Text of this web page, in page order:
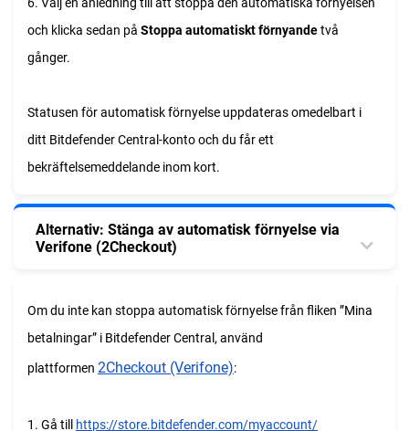
och klicka sedan på Stoppa automatiskt förnyandetvå
gånger.
Statusen för automatisk förnyelse uppdateras omedelbart i
ditt Bitdefender Central-konto och du får ett
bekräftelsemeddelande inom kort.
Alternativ: Stänga av automatisk förnyelse via
Verifone (2Checkout)
Om du inte kan stoppa automatisk förnyelse från fliken ”Mina
betalningar” i Bitdefender Central, använd
plattformen 2Checkout (Verifone):
1. Gå till https://store.bitdefender.com/myaccount/